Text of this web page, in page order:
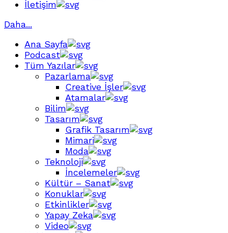
İletişim
Daha...
Ana Sayfa
Podcast
Tüm Yazılar
Pazarlama
Creative İşler
Atamalar
Bilim
Tasarım
Grafik Tasarım
Mimari
Moda
Teknoloji
İncelemeler
Kültür – Sanat
Konuklar
Etkinlikler
Yapay Zeka
Video